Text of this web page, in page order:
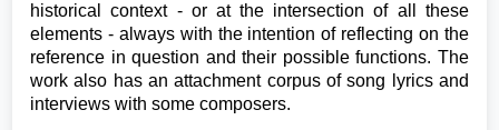
historical context - or at the intersection of all these
elements - always with the intention of reflecting on the
reference in question and their possible functions. The
work also has an attachment corpus of song lyrics and
interviews with some composers.